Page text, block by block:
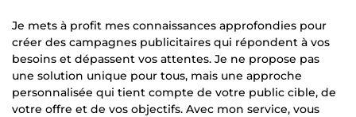
Je mets à profit mes connaissances approfondies pour
créer des campagnes publicitaires qui répondent à vos
besoins et dépassent vos attentes. Je ne propose pas
une solution unique pour tous, mais une approche
personnalisée qui tient compte de votre public cible, de
votre offre et de vos objectifs. Avec mon service, vous